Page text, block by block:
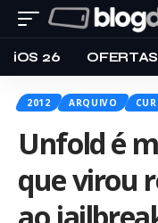
iOS 26 OFERTAS
2012 ARQUIVO
Unfold é
que virou